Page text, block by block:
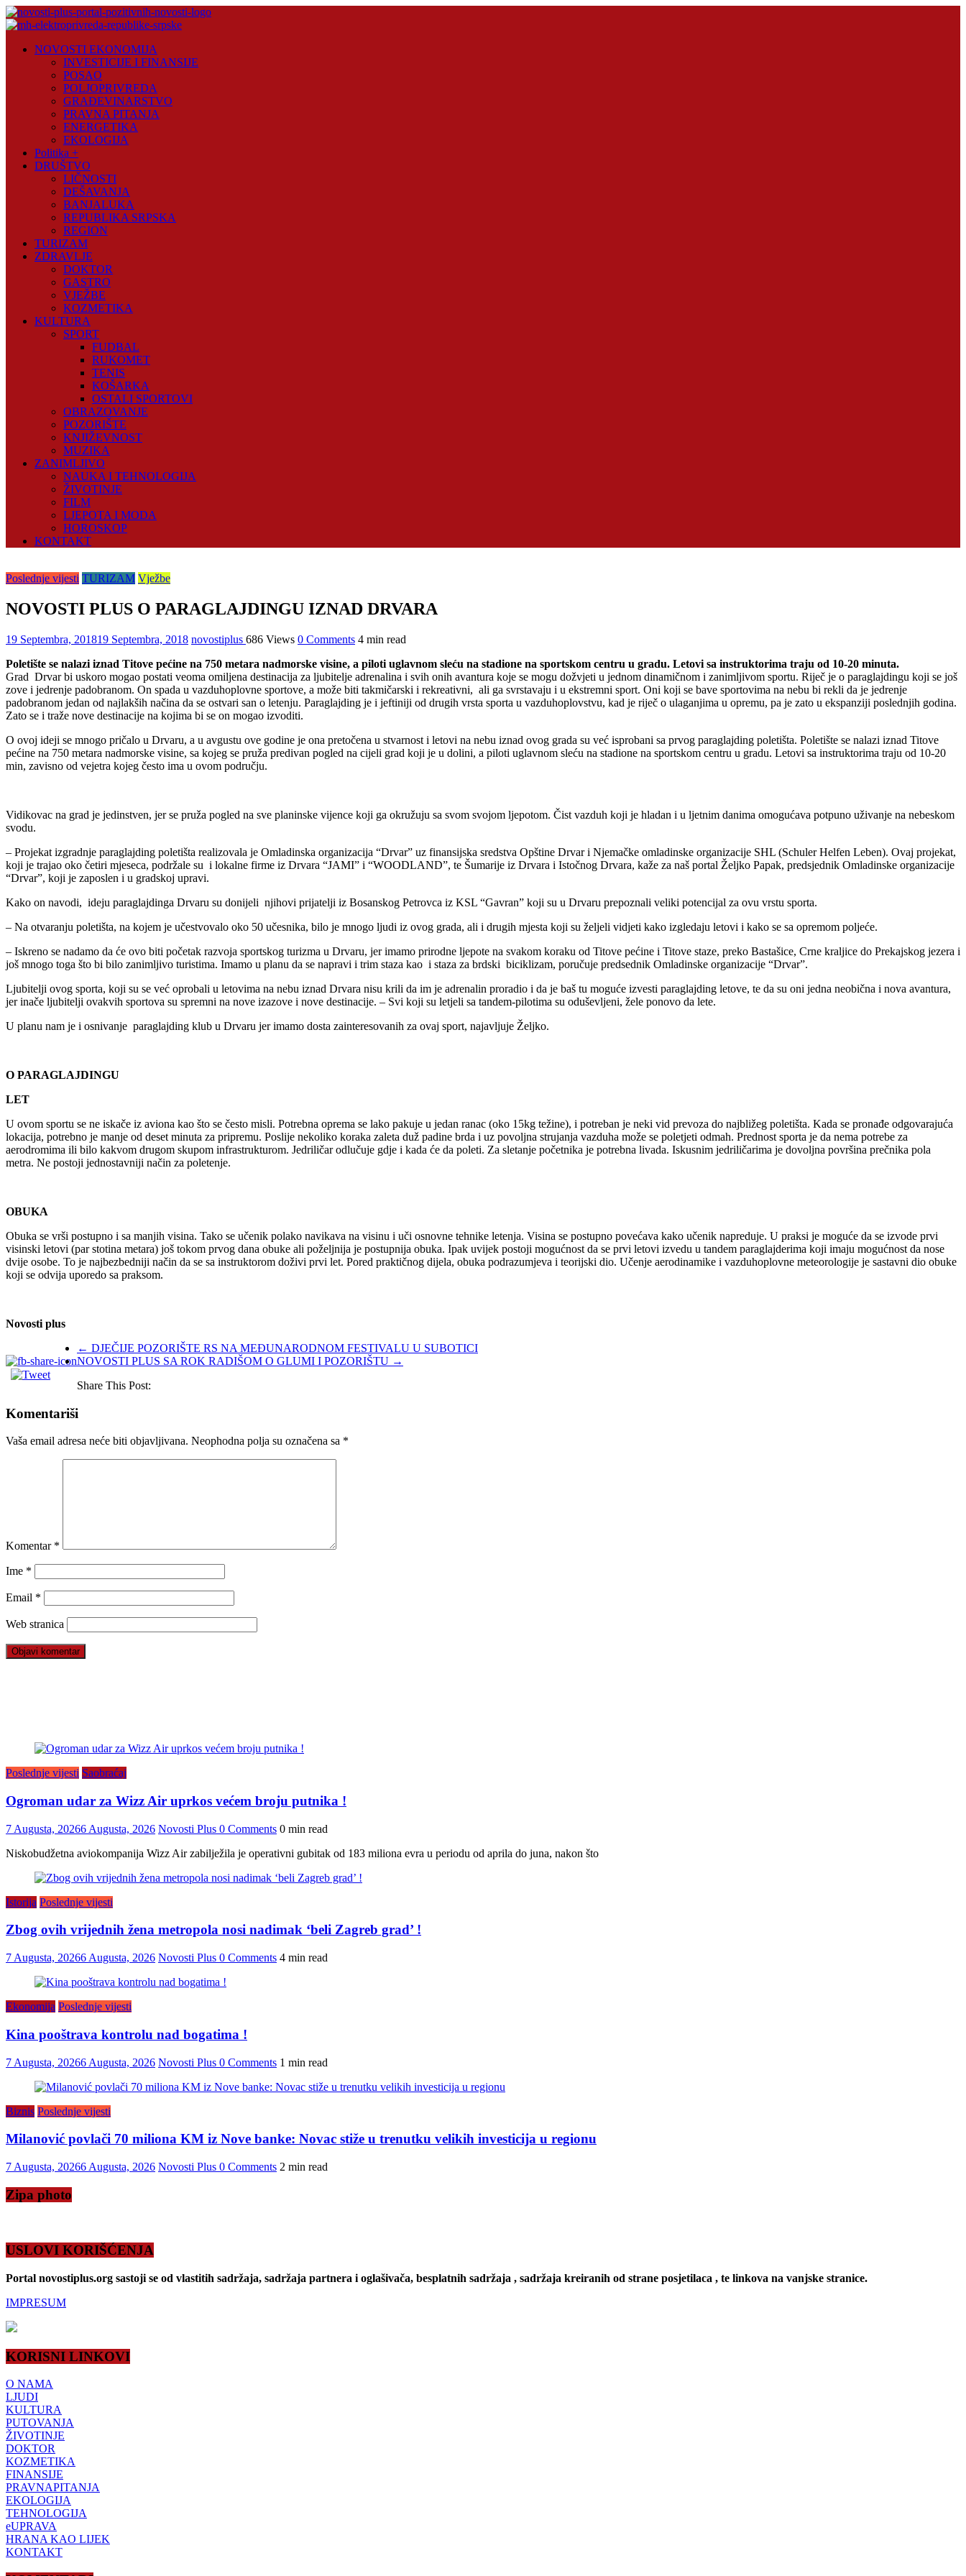
Skip
to
Plus
NOVOSTI EKONOMIJA
INVESTICIJE I FINANSIJE
POSAO
POLJOPRIVREDA
GRAĐEVINARSTVO
PRAVNA PITANJA
ENERGETIKA
EKOLOGIJA
Politika +
DRUŠTVO
LIČNOSTI
DEŠAVANJA
BANJALUKA
REPUBLIKA SRPSKA
REGION
TURIZAM
ZDRAVLJE
DOKTOR
GASTRO
VJEŽBE
KOZMETIKA
KULTURA
SPORT
FUDBAL
RUKOMET
TENIS
KOŠARKA
OSTALI SPORTOVI
OBRAZOVANJE
POZORIŠTE
KNJIŽEVNOST
MUZIKA
ZANIMLJIVO
NAUKA I TEHNOLOGIJA
ŽIVOTINJE
FILM
LJEPOTA I MODA
HOROSKOP
KONTAKT
Poslednje vijesti TURIZAM Vježbe
NOVOSTI PLUS O PARAGLAJDINGU IZNAD DRVARA
19 Septembra, 201819 Septembra, 2018 novostiplus 686 Views 0 Comments 4 min read
Poletište se nalazi iznad Titove pećine na 750 metara nadmorske visine, a piloti uglavnom sleću na stadione na sportskom centru u gradu. Letovi sa instruktorima traju od 10-20 minuta.
Grad Drvar bi uskoro mogao postati veoma omiljena destinacija za ljubitelje adrenalina i svih onih avantura koje se mogu dožvjeti u jednom dinamičnom i zanimljivom sportu. Riječ je o paraglajdingu koji se još
zove i jedrenje padobranom. On spada u vazduhoplovne sportove, a može biti takmičarski i rekreativni, ali ga svrstavaju i u ekstremni sport. Oni koji se bave sportovima na nebu bi rekli da je jedrenje
padobranom jedan od najlakših načina da se ostvari san o letenju. Paraglajding je i jeftiniji od drugih vrsta sporta u vazduhoplovstvu, kad je riječ o ulaganjima u opremu, pa je zato u ekspanziji poslednjih godina.
Zato se i traže nove destinacije na kojima bi se on mogao izvoditi.
O ovoj ideji se mnogo pričalo u Drvaru, a u avgustu ove godine je ona pretočena u stvarnost i letovi na nebu iznad ovog grada su već isprobani sa prvog paraglajding poletišta. Poletište se nalazi iznad Titove
pećine na 750 metara nadmorske visine, sa kojeg se pruža predivan pogled na cijeli grad koji je u dolini, a piloti uglavnom sleću na stadione na sportskom centru u gradu. Letovi sa instruktorima traju od 10-20
min, zavisno od vejetra kojeg često ima u ovom području.
Vidikovac na grad je jedinstven, jer se pruža pogled na sve planinske vijence koji ga okružuju sa svom svojom ljepotom. Čist vazduh koji je hladan i u ljetnim danima omogućava potpuno uživanje na nebeskom
svodu.
– Projekat izgradnje paraglajding poletišta realizovala je Omladinska organizacija “Drvar” uz finansijska sredstva Opštine Drvar i Njemačke omladinske organizacije SHL (Schuler Helfen Leben). Ovaj projekat,
koji je trajao oko četiri mjeseca, podržale su i lokalne firme iz Drvara “JAMI” i “WOODLAND”, te Šumarije iz Drvara i Istočnog Drvara, kaže za naš portal Željko Papak, predsjednik Omladinske organizacije
“Drvar”, koji je zaposlen i u gradskoj upravi.
Kako on navodi, ideju paraglajdinga Drvaru su donijeli njihovi prijatelji iz Bosanskog Petrovca iz KSL “Gavran” koji su u Drvaru prepoznali veliki potencijal za ovu vrstu sporta.
– Na otvaranju poletišta, na kojem je učestvovalo oko 50 učesnika, bilo je mnogo ljudi iz ovog grada, ali i drugih mjesta koji su željeli vidjeti kako izgledaju letovi i kako se sa opremom poljeće.
– Iskreno se nadamo da će ovo biti početak razvoja sportskog turizma u Drvaru, jer imamo prirodne ljepote na svakom koraku od Titove pećine i Titove staze, preko Bastašice, Crne kraljice do Prekajskog jezera i
još mnogo toga što bi bilo zanimljivo turistima. Imamo u planu da se napravi i trim staza kao i staza za brdski biciklizam, poručuje predsednik Omladinske organizacije “Drvar”.
Ljubitelji ovog sporta, koji su se već oprobali u letovima na nebu iznad Drvara nisu krili da im je adrenalin proradio i da je baš tu moguće izvesti paraglajding letove, te da su oni jedna neobična i nova avantura,
jer inače ljubitelji ovakvih sportova su spremni na nove izazove i nove destinacije. – Svi koji su letjeli sa tandem-pilotima su oduševljeni, žele ponovo da lete.
U planu nam je i osnivanje paraglajding klub u Drvaru jer imamo dosta zainteresovanih za ovaj sport, najavljuje Željko.
O PARAGLAJDINGU
LET
U ovom sportu se ne iskače iz aviona kao što se često misli. Potrebna oprema se lako pakuje u jedan ranac (oko 15kg težine), i potreban je neki vid prevoza do najbližeg poletišta. Kada se pronađe odgovarajuća
lokacija, potrebno je manje od deset minuta za pripremu. Poslije nekoliko koraka zaleta duž padine brda i uz povoljna strujanja vazduha može se poletjeti odmah. Prednost sporta je da nema potrebe za
aerodromima ili bilo kakvom drugom skupom infrastrukturom. Jedriličar odlučuje gdje i kada će da poleti. Za sletanje početnika je potrebna livada. Iskusnim jedriličarima je dovoljna površina prečnika pola
metra. Ne postoji jednostavniji način za poletenje.
OBUKA
Obuka se vrši postupno i sa manjih visina. Tako se učenik polako navikava na visinu i uči osnovne tehnike letenja. Visina se postupno povećava kako učenik napreduje. U praksi je moguće da se izvode prvi
visinski letovi (par stotina metara) još tokom prvog dana obuke ali poželjnija je postupnija obuka. Ipak uvijek postoji mogućnost da se prvi letovi izvedu u tandem paraglajderima koji imaju mogućnost da nose
dvije osobe. To je najbezbedniji način da se sa instruktorom doživi prvi let. Pored praktičnog dijela, obuka podrazumjeva i teorijski dio. Učenje aerodinamike i vazduhoplovne meteorologije je sastavni dio obuke
koji se odvija uporedo sa praksom.
Novosti plus
← DJEČIJE POZORIŠTE RS NA MEĐUNARODNOM FESTIVALU U SUBOTICI
NOVOSTI PLUS SA ROK RADIŠOM O GLUMI I POZORIŠTU →
Share This Post:
Komentariši
Vaša email adresa neće biti objavljivana. Neophodna polja su označena sa *
Komentar *
Ime *
Email *
Web stranica
Poslednje vijesti Saobraćaj
Ogroman udar za Wizz Air uprkos većem broju putnika !
7 Augusta, 20266 Augusta, 2026 Novosti Plus 0 Comments 0 min read
Niskobudžetna aviokompanija Wizz Air zabilježila je operativni gubitak od 183 miliona evra u periodu od aprila do juna, nakon što
Istorija Poslednje vijesti
Zbog ovih vrijednih žena metropola nosi nadimak ‘beli Zagreb grad’ !
7 Augusta, 20266 Augusta, 2026 Novosti Plus 0 Comments 4 min read
Ekonomija Poslednje vijesti
Kina pooštrava kontrolu nad bogatima !
7 Augusta, 20266 Augusta, 2026 Novosti Plus 0 Comments 1 min read
Biznis Poslednje vijesti
Milanović povlači 70 miliona KM iz Nove banke: Novac stiže u trenutku velikih investicija u regionu
7 Augusta, 20266 Augusta, 2026 Novosti Plus 0 Comments 2 min read
Zipa photo
USLOVI KORIŠĆENJA
Portal novostiplus.org sastoji se od vlastitih sadržaja, sadržaja partnera i oglašivača, besplatnih sadržaja , sadržaja kreiranih od strane posjetilaca , te linkova na vanjske stranice.
IMPRESUM
KORISNI LINKOVI
O NAMA
LJUDI
KULTURA
PUTOVANJA
ŽIVOTINJE
DOKTOR
KOZMETIKA
FINANSIJE
PRAVNAPITANJA
EKOLOGIJA
TEHNOLOGIJA
eUPRAVA
HRANA KAO LIJEK
KONTAKT